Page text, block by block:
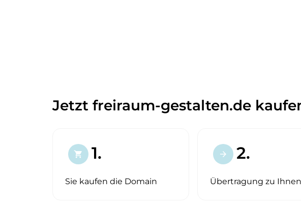
Jetzt freiraum-gestalten.de
shopping_cart 1.
Sie kaufen die Domain
arrow_forward 2.
Übertragung zu Ihnen